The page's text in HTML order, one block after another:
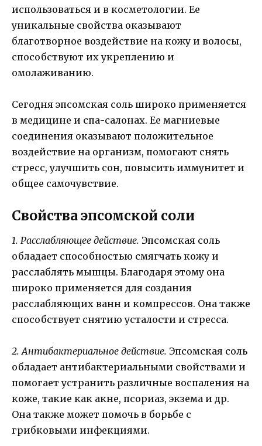
использоваться и в косметологии. Ее
уникальные свойства оказывают
благотворное воздействие на кожу и волосы,
способствуют их укреплению и
омолаживанию.
Сегодня эпсомская соль широко применяется
в медицине и спа-салонах. Ее магниевые
соединения оказывают положительное
воздействие на организм, помогают снять
стресс, улучшить сон, повысить иммунитет и
общее самочувствие.
Свойства эпсомской соли
1. Расслабляющее действие. Эпсомская соль
обладает способностью смягчать кожу и
расслаблять мышцы. Благодаря этому она
широко применяется для создания
расслабляющих ванн и компрессов. Она также
способствует снятию усталости и стресса.
2. Антибактериальное действие. Эпсомская соль
обладает антибактериальными свойствами и
помогает устранить различные воспаления на
коже, такие как акне, псориаз, экзема и др.
Она также может помочь в борьбе с
грибковыми инфекциями.